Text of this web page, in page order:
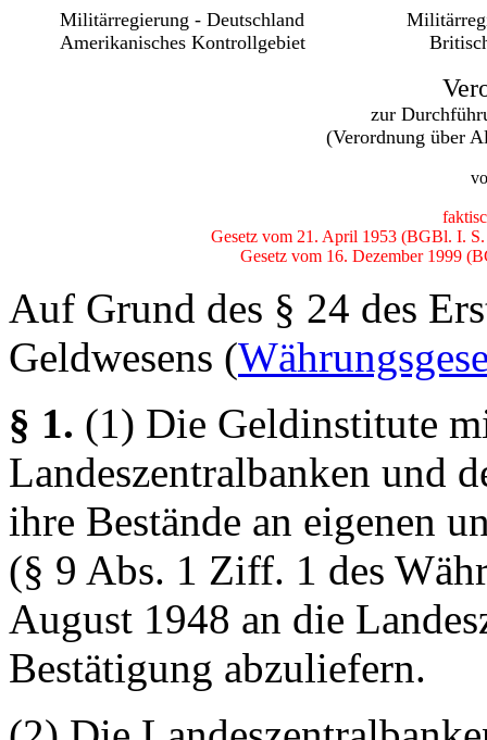
Militärregierung - Deutschland
Amerikanisches Kontrollgebiet
zur
(Verordnung über
Gesetz vom 21. April 1953 (BGBl. I.
Gesetz vom 16. Dezember 1999
Auf Grund des § 24 des
Geldwesens (
§ 1. (1) Die Geldinstitute
Landeszentralbanken und
ihre Bestände an eigenen
(§ 9 Abs. 1 Ziff. 1 des
August 1948 an die
Bestätigung abzuliefern.